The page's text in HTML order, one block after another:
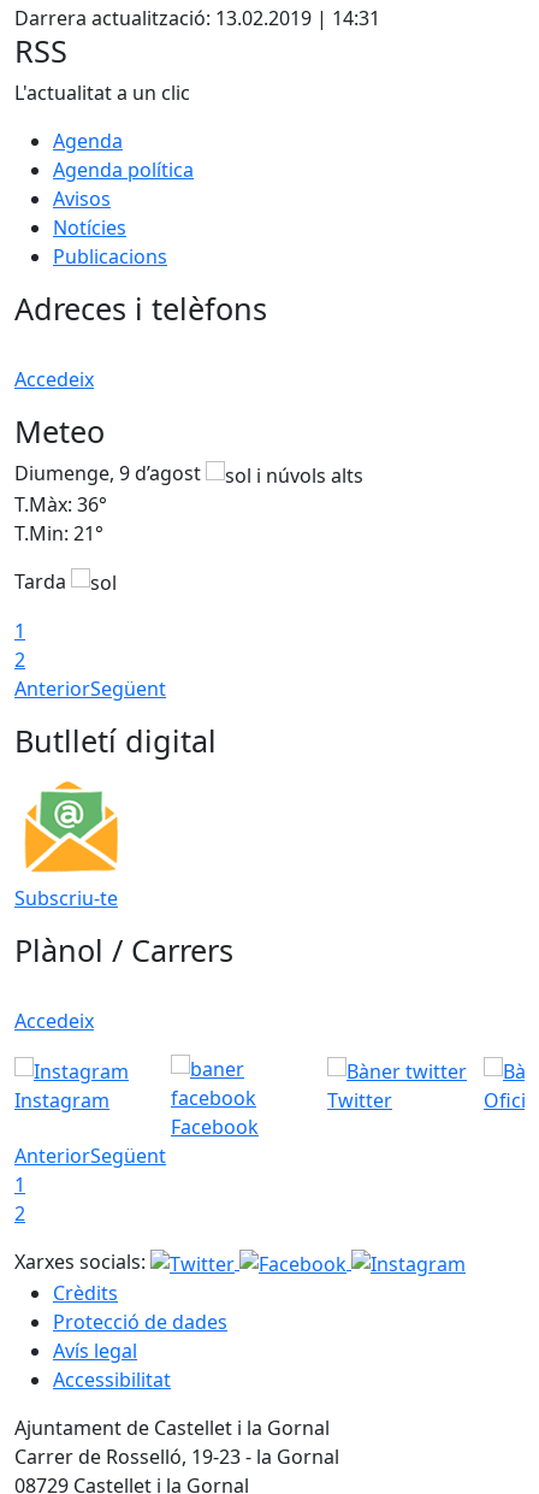
Darrera actualització: 13.02.2019 | 14:31
RSS
L'actualitat a un clic
Agenda
Agenda política
Avisos
Notícies
Publicacions
Adreces i telèfons
Accedeix
Meteo
Diumenge, 9 d’agost
T.Màx: 36°
T.Min: 21°
Tarda
1
2
AnteriorSegüent
Butlletí digital
Subscriu-te
Plànol / Carrers
Accedeix
Instagram
Facebook
Twitter
AnteriorSegüent
1
2
Xarxes socials:
Crèdits
Protecció de dades
Avís legal
Accessibilitat
Ajuntament de Castellet i la Gornal
Carrer de Rosselló, 19-23 - la Gornal
08729 Castellet i la Gornal